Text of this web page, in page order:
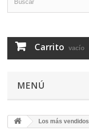
Carrito vacío
MENÚ
Los más vendidos